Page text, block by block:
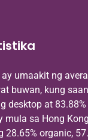
umaakit ng
buwan, kung
desktop at
mula sa Hong
28.65% organic,